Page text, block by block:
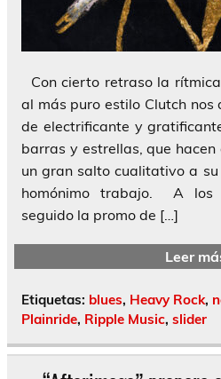
Con cierto retraso la
al más puro estilo Clutch nos
de electrificante y
barras y estrellas, que
un gran salto cualitativo a
homónimo trabajo. A los
seguido la promo de […]
Leer
Etiquetas: blues, Heavy Rock,
Plainride, Ripple Music, slider